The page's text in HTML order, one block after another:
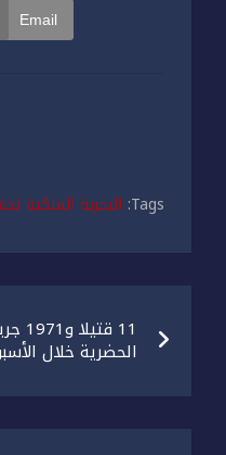
Email
Tags: البحرية
تصفّح
المقالات 11
الحضرية ‏خلال